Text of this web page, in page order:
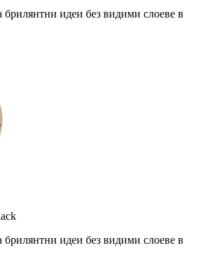
идеи без видими слоеве в
идеи без видими слоеве в